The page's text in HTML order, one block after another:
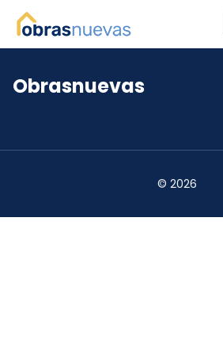
*
Obrasnuevas
© 2026